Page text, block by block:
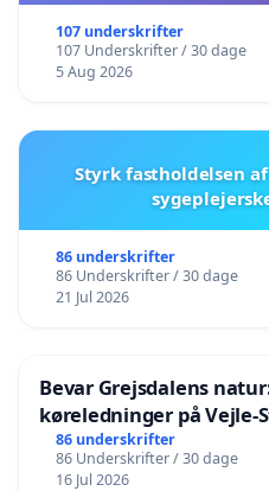
107 underskrifter
107 Underskrifter / 30 dage
5 Aug 2026
Styrk fastholdelsen
86 underskrifter
86 Underskrifter / 30 dage
21 Jul 2026
Bevar Grejsdalens
køreledninger på Vejle-
86 underskrifter
86 Underskrifter / 30 dage
16 Jul 2026